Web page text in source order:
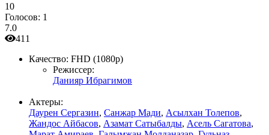
10
Голосов: 1
7.0
411
Качество: FHD (1080p)
Режиссер:
Данияр Ибрагимов
Актеры:
Даурен Сергазин, Санжар Мади, Асылхан Толепов,
Жандос Айбасов, Азамат Сатыбалды, Асель Сагатова,